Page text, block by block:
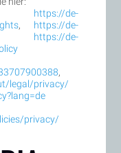
https://de-
, https://de-
https://de-
,
legal/privacy/
privacy/